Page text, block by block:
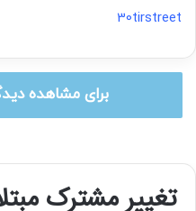
30tirstreet
برای مشاهده